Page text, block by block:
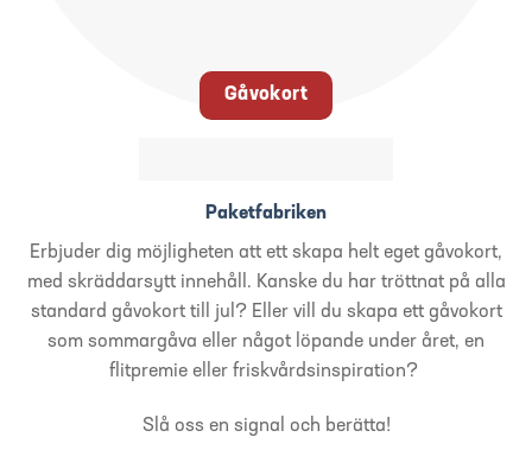
Gåvokort
Paketfabriken
Erbjuder dig möjligheten att ett skapa helt eget gåvokort,
med skräddarsytt innehåll. Kanske du har tröttnat på alla
standard gåvokort till jul? Eller vill du skapa ett gåvokort
som sommargåva eller något löpande under året, en
flitpremie eller friskvårdsinspiration?
Slå oss en signal och berätta!